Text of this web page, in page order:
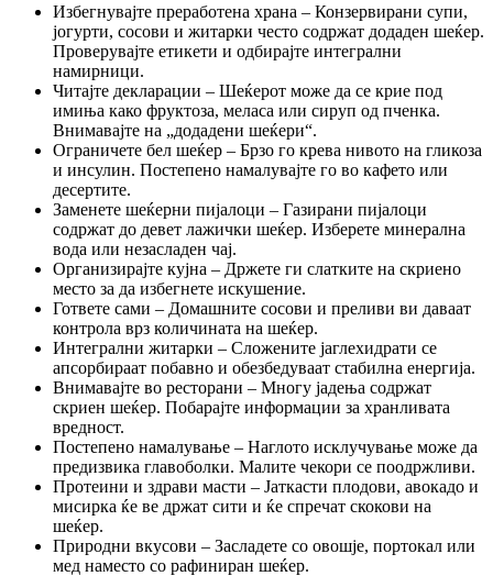
Избегнувајте преработена храна – Конзервирани супи,
јогурти, сосови и житарки често содржат додаден шеќер.
Проверувајте етикети и одбирајте интегрални
намирници.
Читајте декларации – Шеќерот може да се крие под
имиња како фруктоза, меласа или сируп од пченка.
Внимавајте на „додадени шеќери“.
Ограничете бел шеќер – Брзо го крева нивото на гликоза
и инсулин. Постепено намалувајте го во кафето или
десертите.
Заменете шеќерни пијалоци – Газирани пијалоци
содржат до девет лажички шеќер. Изберете минерална
вода или незасладен чај.
Организирајте кујна – Држете ги слатките на скриено
место за да избегнете искушение.
Гответе сами – Домашните сосови и преливи ви даваат
контрола врз количината на шеќер.
Интегрални житарки – Сложените јаглехидрати се
апсорбираат побавно и обезбедуваат стабилна енергија.
Внимавајте во ресторани – Многу јадења содржат
скриен шеќер. Побарајте информации за хранливата
вредност.
Постепено намалување – Наглото исклучување може да
предизвика главоболки. Малите чекори се поодржливи.
Протеини и здрави масти – Јаткасти плодови, авокадо и
мисирка ќе ве држат сити и ќе спречат скокови на
шеќер.
Природни вкусови – Засладете со овошје, портокал или
мед наместо со рафиниран шеќер.